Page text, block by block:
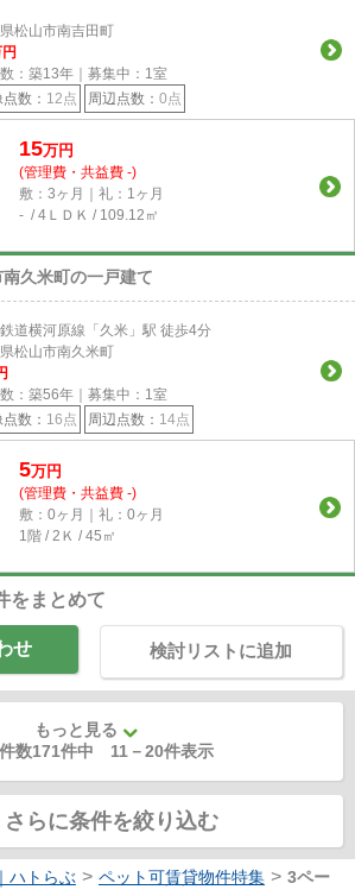
松山市南吉田町
：築13年｜募集中： 1室
数： 12点 周辺点数： 0点
15万円
(管理費・共益費 -)
敷：3ヶ月｜礼：1ヶ月
- / 4ＬＤＫ / 109.12㎡
久米町の一戸建て
道横河原線「久米」駅 徒歩4分
松山市南久米町
：築56年｜募集中： 1室
数： 16点 周辺点数： 14点
5万円
(管理費・共益費 -)
敷：0ヶ月｜礼：0ヶ月
1階 / 2Ｋ / 45㎡
をまとめて
せ 検討リストに追加
もっと見る
数171件中 11 －20件表示
さらに条件を絞り込む
ハトらぶ > ペット可賃貸物件特集 > 3ペー